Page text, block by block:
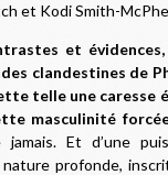
et Kodi Smith-
et
clandestines de
telle une caresse
masculinité
Et d’une
nature profonde,